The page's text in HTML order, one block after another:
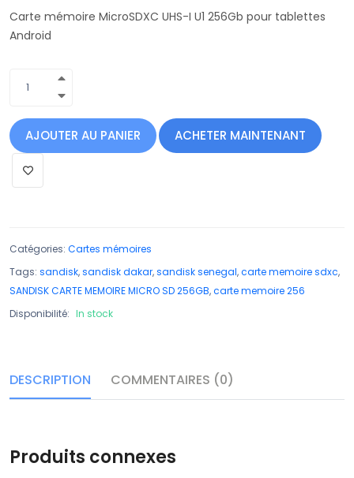
Carte mémoire MicroSDXC UHS-I U1 256Gb pour tablettes
Android
AJOUTER AU PANIER ACHETER MAINTENANT
Catégories: Cartes mémoires
Tags: sandisk,sandisk dakar,sandisk senegal,carte memoire sdxc,
SANDISK CARTE MEMOIRE MICRO SD 256GB,carte memoire 256
Disponibilité: In stock
DESCRIPTION COMMENTAIRES (0)
Produits connexes